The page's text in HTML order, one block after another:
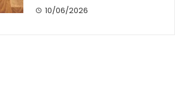
10/06/2026